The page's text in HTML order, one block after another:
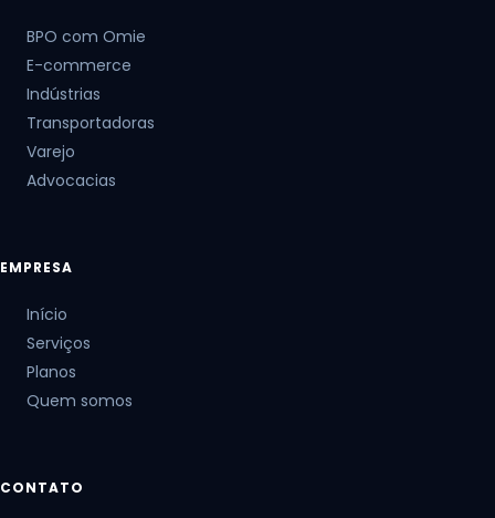
BPO com Omie
E-commerce
Indústrias
Transportadoras
Varejo
Advocacias
EMPRESA
Início
Serviços
Planos
Quem somos
CONTATO